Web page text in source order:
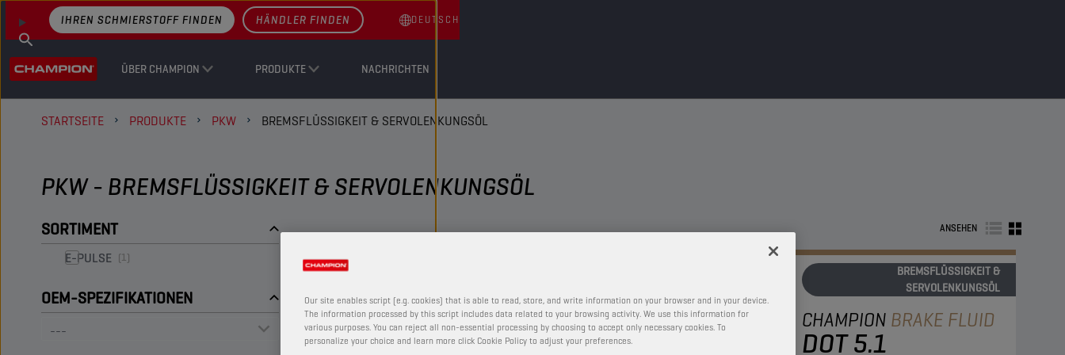
ÜBER CHAMPION PRODUKTE NACHRICHTEN
IHREN SCHMIERSTOFF FINDEN HÄNDLER FINDEN DEUTSCH
STARTSEITE PRODUKTE PKW BREMSFLÜSSIGKEIT & SERVOLENKUNGSÖL
PKW - BREMSFLÜSSIGKEIT & SERVOLENKUNGSÖL
SORTIMENT
E-PULSE (1)
OEM-SPEZIFIKATIONEN
ANSEHEN
CHAMPIONE-PULSE
BRAKE FLUID
BREMSFLÜSSIGKEIT &
SERVOLENKUNGSÖL
CHAMPION BRAKE FLUID
DOT 5.1
Our site enables script (e.g. cookies) that is able to read, store, and write information on your browser and in your device.
The information processed by this script includes data related to your browsing activity. We use this information for
various purposes. You can reject all non-essential processing by choosing to accept only necessary cookies. To
personalize your choice and learn more click Cookie Policy to adjust your preferences.